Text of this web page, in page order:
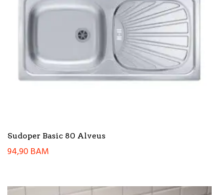
Sudoper Basic 80 Alveus
94,90BAM